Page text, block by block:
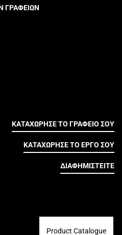
ΓΡΑΦΕΙΩΝ
ΚΑΤΑΧΩΡΗΣΕ ΤΟ ΓΡΑΦΕΙΟ ΣΟΥ
ΚΑΤΑΧΩΡΗΣΕ ΤΟ ΕΡΓΟ ΣΟΥ
ΔΙΑΦΗΜΙΣΤΕΙΤΕ
Product Catalogue